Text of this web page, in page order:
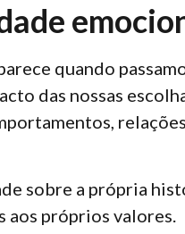
quando
das nossas
sobre a própria
aos próprios valores.